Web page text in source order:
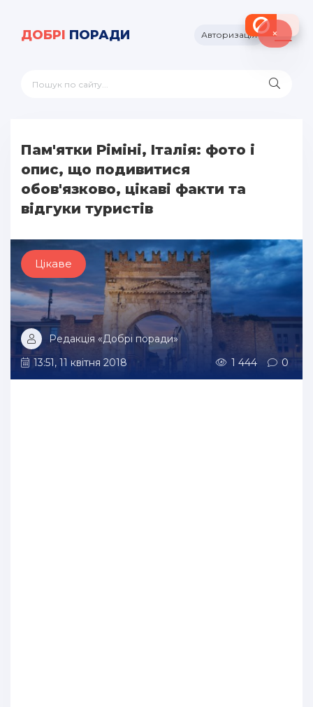
ДОБРІ ПОРАДИ Авторизація
Пам'ятки Ріміні, Італія: фото і
опис, що подивитися
обов'язково, цікаві факти та
відгуки туристів
Цікаве
Редакція «Добрі поради»
13:51, 11 квітня 2018
1 444 0
×